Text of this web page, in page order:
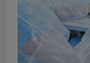
编辑委员会
出版费用